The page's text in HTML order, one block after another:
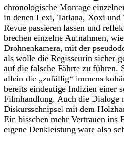
chronologische Montage
in denen Lexi, Tatiana, Xoxi und
Revue passieren lassen und
brechen einzelne Aufnahmen,
Drohnenkamera, mit der
als wolle die Regisseurin sicher
auf die falsche Fährte zu führen.
allein die „zufällig“ immens
bereits eindeutige Indizien einer
Filmhandlung. Auch die Dialoge
Diskursschnipsel mit dem
Ein bisschen mehr Vertrauen ins
eigene Denkleistung wäre also